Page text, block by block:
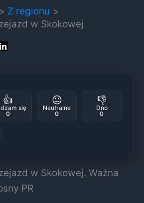
Z regionu
w Skokowej
👍
się
0
😐
Neutralne
0
👎
Dno
0
w Skokowej. Ważna
PR